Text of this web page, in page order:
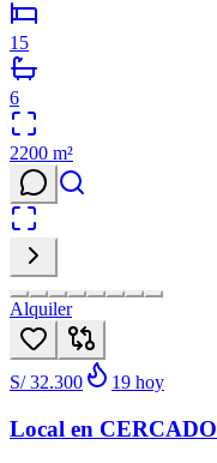
15
6
2200 m²
Alquiler
S/ 32.300 19 hoy
Local en CERCADO